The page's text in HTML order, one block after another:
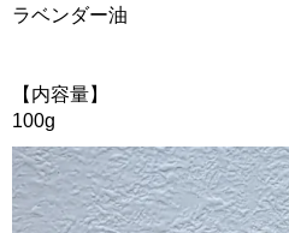
ラベンダー油
【内容量】
100g